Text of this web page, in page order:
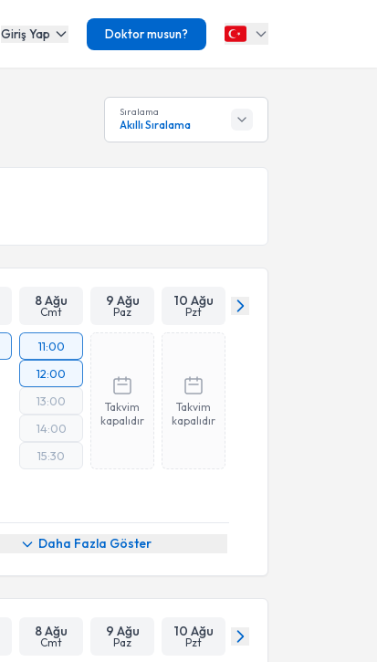
Giriş Yap Doktor musun?
Sıralama
Akıllı Sıralama
8 Ağu
Cmt
9 Ağu
Paz
10 Ağu
Pzt
11:00
12:00
13:00
14:00
15:30
Takvim
kapalıdır
Takvim
kapalıdır
Daha Fazla Göster
8 Ağu
Cmt
9 Ağu
Paz
10 Ağu
Pzt